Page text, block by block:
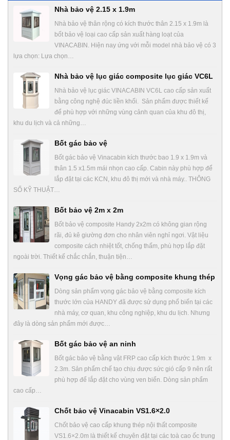
Nhà bảo vệ 2.15 x 1.9m
Nhà bảo vệ thân rộng có kích thước thân 2.15 x 1.9m là
bốt bảo vệ loại cao cấp sản xuất hàng loạt của
VINACABIN. Hiện nay ứng với mỗi model nhà bảo vệ có 3
lựa chọn: Lựa chọn…
Nhà bảo vệ lục giác composite lục giác VC6L
Nhà bảo vệ lục giác VINACABIN VC6L cao cấp sản xuất
bằng công nghệ đúc liền khối. Sản phẩm được thiết kế
để phù hợp với những vùng cảnh quan của khu đô thị,
khu du lịch và cả những…
Bốt gác bảo vệ
Bốt gác bảo vệ Vinacabin kích thước bao 1.9 x 1.9m và
thân 1.5 x1.5m mái nhọn cao cấp. Cabin này phù hợp để
lắp đặt tại các KCN, khu đô thị mới và nhà máy.. THÔNG
SỐ KỸ THUẬT…
Bốt bảo vệ 2m x 2m
Bốt bảo vệ composite Handy 2x2m có không gian rộng
rãi, đủ kê giường đơn cho nhân viên nghỉ ngơi. Vật liệu
composite cách nhiệt tốt, chống thấm, phù hợp lắp đặt
ngoài trời. Thiết kế chắc chắn, thuận tiện…
Vọng gác bảo vệ bằng composite khung thép
Dòng sản phẩm vọng gác bảo vệ bằng composite kích
thước lớn của HANDY đã được sử dụng phổ biến tại các
nhà máy, cơ quan, khu công nghiệp, khu du lịch. Nhưng
đây là dòng sản phẩm mới được…
Bốt gác bảo vệ an ninh
Bốt gác bảo vệ bằng vật FRP cao cấp kích thước 1.9m x
2.3m. Sản phẩm chế tạo chịu được sức gió cấp 9 nên rất
phù hợp để lắp đặt cho vùng ven biển. Dòng sản phẩm
cao cấp…
Chốt bảo vệ Vinacabin VS1.6×2.0
Chốt bảo vệ cao cấp khung thép nội thất composite
VS1.6×2.0m là thiết kế chuyên đặt tại các toà cao ốc trung